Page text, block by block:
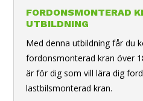
FORDONSMONTERAD
UTBILDNING
Med denna utbildning får du
fordonsmonterad kran över
är för dig som vill lära dig
lastbilsmonterad kran.